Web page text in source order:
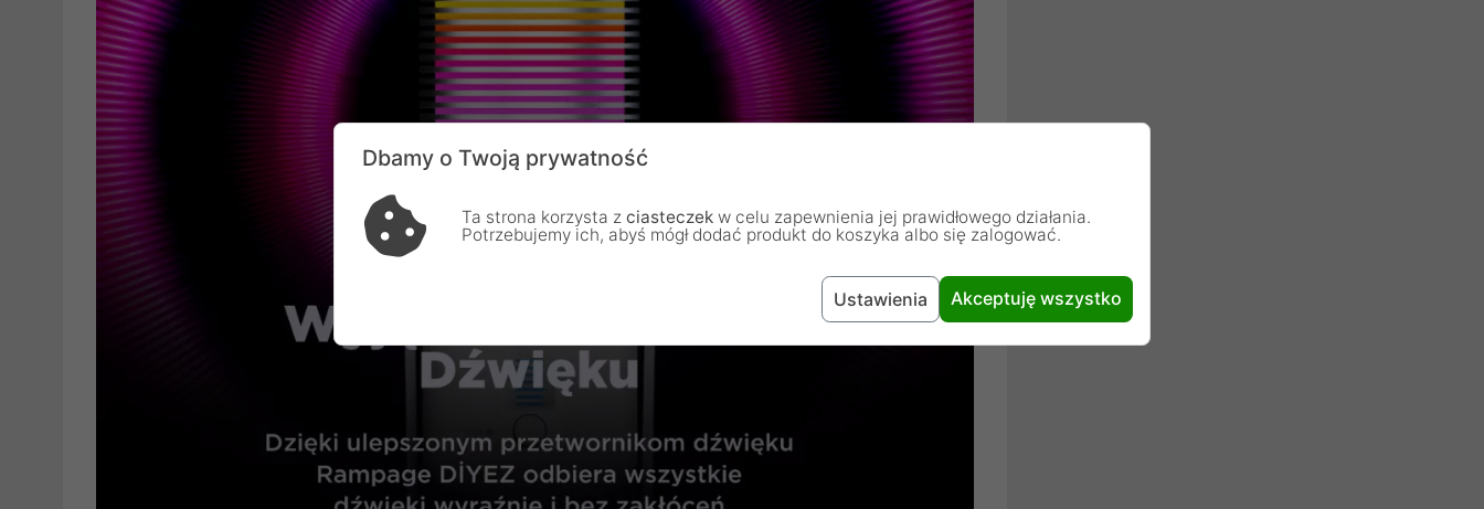
Dbamy o Twoją prywatność
Ta strona korzysta z ciasteczek w celu zapewnienia jej prawidłowego działania.
Potrzebujemy ich, abyś mógł dodać produkt do koszyka albo się zalogować.
Ustawienia Akceptuję wszystko